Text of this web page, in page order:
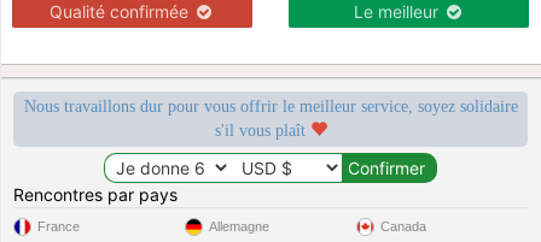
Qualité confirmée Le meilleur
Nous travaillons dur pour vous offrir le meilleur service, soyez solidaire
s'il vous plaît
Rencontres par pays
France Allemagne Canada